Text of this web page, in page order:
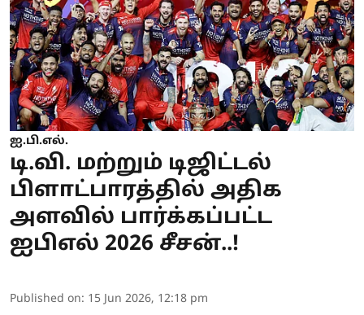
ஐ.பி.எல்.
டி.வி. மற்றும் டிஜிட்டல்
பிளாட்பாரத்தில் அதிக
அளவில் பார்க்கப்பட்ட
ஐபிஎல் 2026 சீசன்..!
Published on: 15 Jun 2026, 12:18 pm